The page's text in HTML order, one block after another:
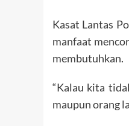
Kasat Lantas
manfaat
membutuhkan.
“Kalau kita
maupun orang